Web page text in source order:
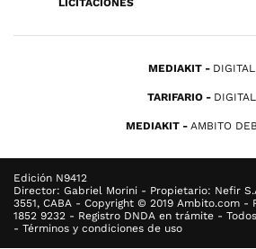
LICITACIONES
MEDIAKIT DIGITAL
TARIFARIO DIGITAL
MEDIAKIT AMBITO
Edición N9412
Director: Gabriel Morini - Propietario: Nefir
3551, CABA - Copyright © 2019 Ambito.com -
1852 9232 - Registro DNDA en trámite -
- Términos y condiciones de uso